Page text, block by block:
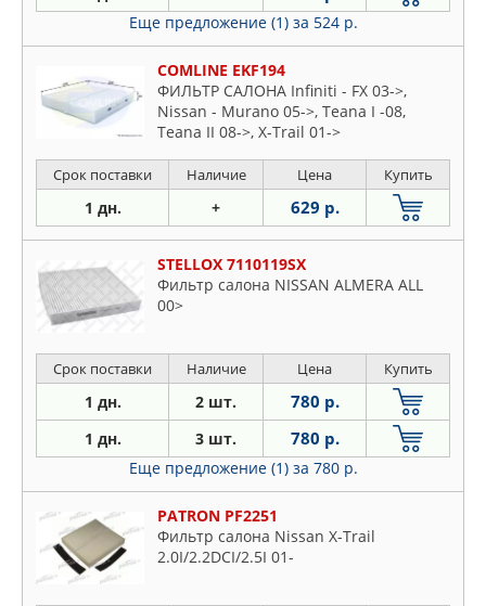
Еще предложение (1) за 524 р.
COMLINE EKF194
ФИЛЬТР САЛОНА Infiniti - FX 03->,
Nissan - Murano 05->, Teana I -08,
Teana II 08->, X-Trail 01->
Срок поставки Наличие Цена Купить
1 дн. + 629 р.
STELLOX 7110119SX
Фильтр салона NISSAN ALMERA ALL
00>
Срок поставки Наличие Цена Купить
1 дн. 2 шт. 780 р.
1 дн. 3 шт. 780 р.
Еще предложение (1) за 780 р.
PATRON PF2251
Фильтр салона Nissan X-Trail
2.0I/2.2DCI/2.5I 01-